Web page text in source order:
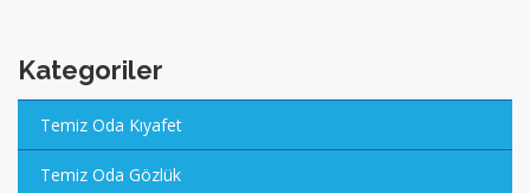
Kategoriler
Temiz Oda Kıyafet
Temiz Oda Gözlük